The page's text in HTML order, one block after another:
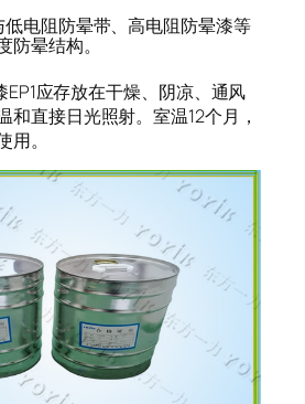
电阻防晕带、高电阻防晕漆等
晕结构。
应存放在干燥、阴凉、通风
和直接日光照射。室温12个月，
。